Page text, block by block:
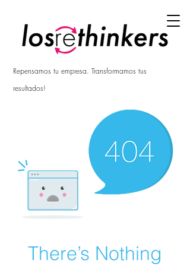
Repensamos tu empresa. Transformamos tus
resultados!
There’s Nothing